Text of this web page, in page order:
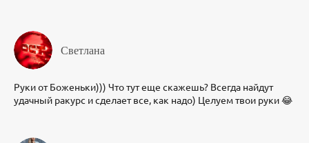
Светлана
Руки от Боженьки))) Что тут еще скажешь? Всегда найдут
удачный ракурс и сделает все, как надо) Целуем твои руки 😂